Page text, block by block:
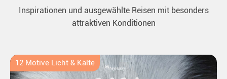
Inspirationen und ausgewählte Reisen mit besonders
attraktiven Konditionen
12 Motive Licht & Kälte